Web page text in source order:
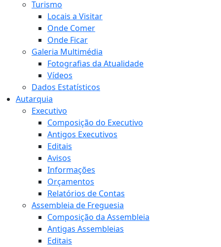
Turismo
Locais a Visitar
Onde Comer
Onde Ficar
Galeria Multimédia
Fotografias da Atualidade
Vídeos
Dados Estatísticos
Autarquia
Executivo
Composição do Executivo
Antigos Executivos
Editais
Avisos
Informações
Orçamentos
Relatórios de Contas
Assembleia de Freguesia
Composição da Assembleia
Antigas Assembleias
Editais